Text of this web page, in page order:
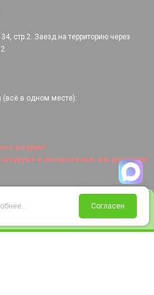
Избранное Корзина
стр.2. Заезд на территорию через
(всё в одном месте):
шоурум!
в воскресенье, мы доставим
Согласен